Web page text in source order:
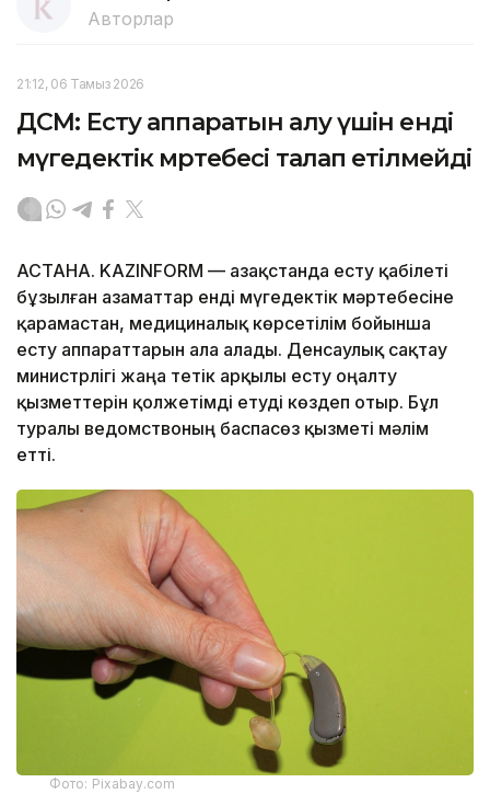
Авторлар
21:12, 06 Тамыз 2026
ДСМ: Есту аппаратын алу үшін енді
мүгедектік мәртебесі талап етілмейді
АСТАНА. KAZINFORM — Қазақстанда есту қабілеті
бұзылған азаматтар енді мүгедектік мәртебесіне
қарамастан, медициналық көрсетілім бойынша
есту аппараттарын ала алады. Денсаулық сақтау
министрлігі жаңа тетік арқылы есту оңалту
қызметтерін қолжетімді етуді көздеп отыр. Бұл
туралы ведомствоның баспасөз қызметі мәлім
етті.
Фото: Pixabay.com